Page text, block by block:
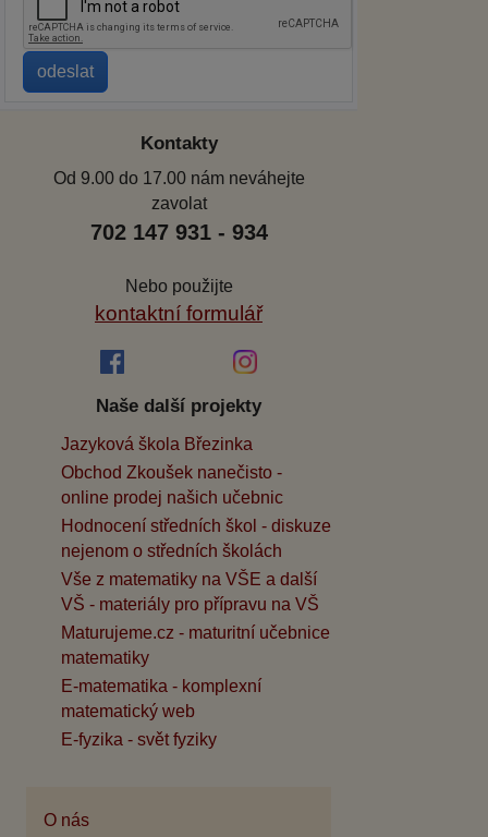
Kontakty
Od 9.00 do 17.00 nám neváhejte
zavolat
702 147 931 - 934
Nebo použijte
kontaktní formulář
Naše další projekty
Jazyková škola Březinka
Obchod Zkoušek nanečisto -
online prodej našich učebnic
Hodnocení středních škol - diskuze
nejenom o středních školách
Vše z matematiky na VŠE a další
VŠ - materiály pro přípravu na VŠ
Maturujeme.cz - maturitní učebnice
matematiky
E-matematika - komplexní
matematický web
E-fyzika - svět fyziky
O nás